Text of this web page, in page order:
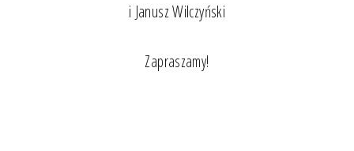
i Janusz Wilczyński
Zapraszamy!